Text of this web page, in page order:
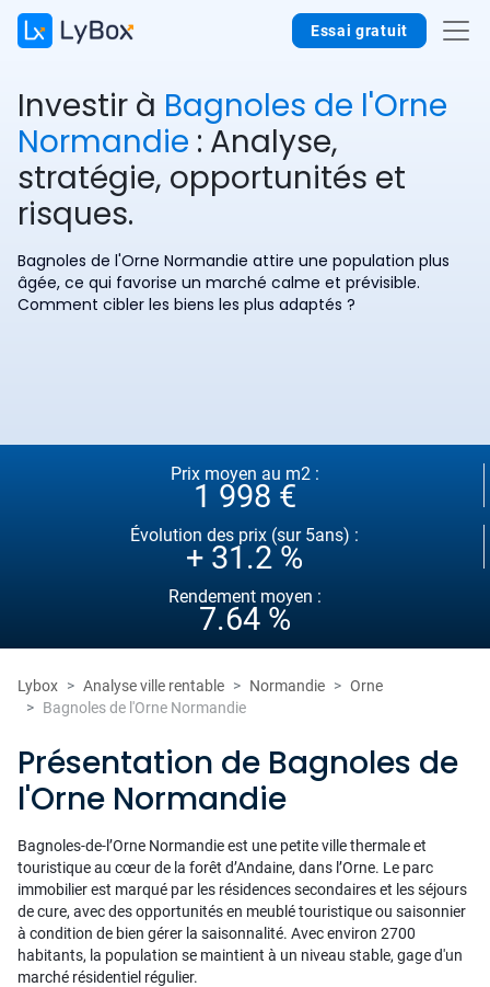
Essai gratuit
Investir à Bagnoles de l'Orne
Normandie : Analyse,
stratégie, opportunités et
risques.
Bagnoles de l'Orne Normandie attire une population plus
âgée, ce qui favorise un marché calme et prévisible.
Comment cibler les biens les plus adaptés ?
Prix moyen au m2 :
1 998 €
Évolution des prix (sur 5ans) :
+ 31.2 %
Rendement moyen :
7.64 %
Lybox Analyse ville rentable Normandie
Orne
Bagnoles de l'Orne Normandie
Présentation de Bagnoles de
l'Orne Normandie
Bagnoles-de-l’Orne Normandie est une petite ville thermale et
touristique au cœur de la forêt d’Andaine, dans l’Orne. Le parc
immobilier est marqué par les résidences secondaires et les séjours
de cure, avec des opportunités en meublé touristique ou saisonnier
à condition de bien gérer la saisonnalité. Avec environ 2700
habitants, la population se maintient à un niveau stable, gage d'un
marché résidentiel régulier.